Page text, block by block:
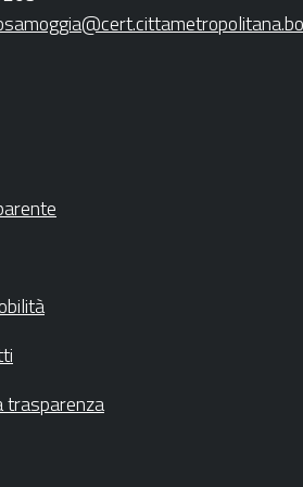
trasparenza